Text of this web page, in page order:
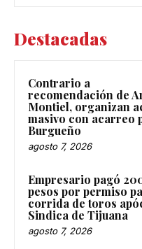
Destacadas
Contrario a
recomendación de
Montiel, organizan
masivo con acarreo
Burgueño
agosto 7, 2026
Empresario pagó
pesos por permiso
corrida de toros
Sindica de Tijuana
agosto 7, 2026